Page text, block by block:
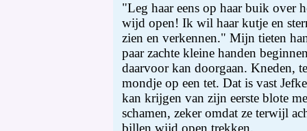
"Leg haar eens op haar buik over
wijd open! Ik wil haar kutje en
zien en verkennen." Mijn tieten
paar zachte kleine handen
daarvoor kan doorgaan. Kneden,
mondje op een tet. Dat is vast
kan krijgen van zijn eerste blote
schamen, zeker omdat ze terwijl
billen wijd open trekken.